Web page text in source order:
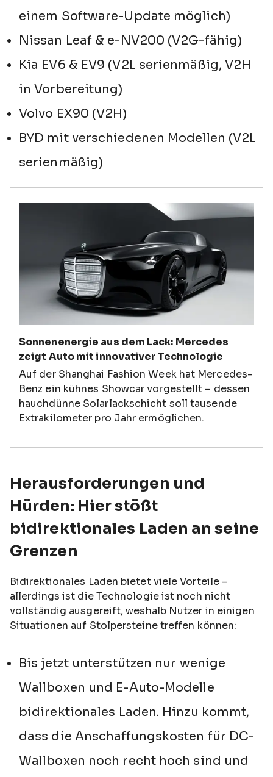
einem Software-Update möglich)
Nissan Leaf & e-NV200 (V2G-fähig)
Kia EV6 & EV9 (V2L serienmäßig, V2H
in Vorbereitung)
Volvo EX90 (V2H)
BYD mit verschiedenen Modellen (V2L
serienmäßig)
Sonnenenergie aus dem Lack: Mercedes
zeigt Auto mit innovativer Technologie
Auf der Shanghai Fashion Week hat Mercedes-
Benz ein kühnes Showcar vorgestellt – dessen
hauchdünne Solarlackschicht soll tausende
Extrakilometer pro Jahr ermöglichen.
Herausforderungen und
Hürden: Hier stößt
bidirektionales Laden an seine
Grenzen
Bidirektionales Laden bietet viele Vorteile –
allerdings ist die Technologie ist noch nicht
vollständig ausgereift, weshalb Nutzer in einigen
Situationen auf Stolpersteine treffen können:
Bis jetzt unterstützen nur wenige
Wallboxen und E-Auto-Modelle
bidirektionales Laden. Hinzu kommt,
dass die Anschaffungskosten für DC-
Wallboxen noch recht hoch sind und